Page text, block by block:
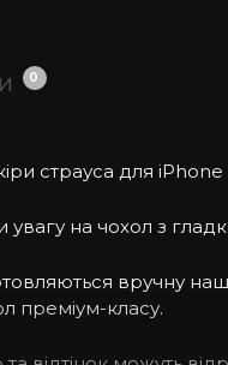
0
страуса для
на чохол з
вручну
преміум-класу.